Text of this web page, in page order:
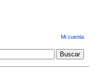
Mi cuenta